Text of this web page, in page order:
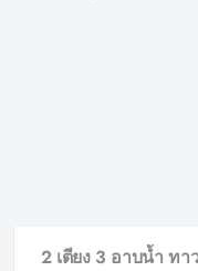
2 เตียง 3 อาบน้ำ ทา